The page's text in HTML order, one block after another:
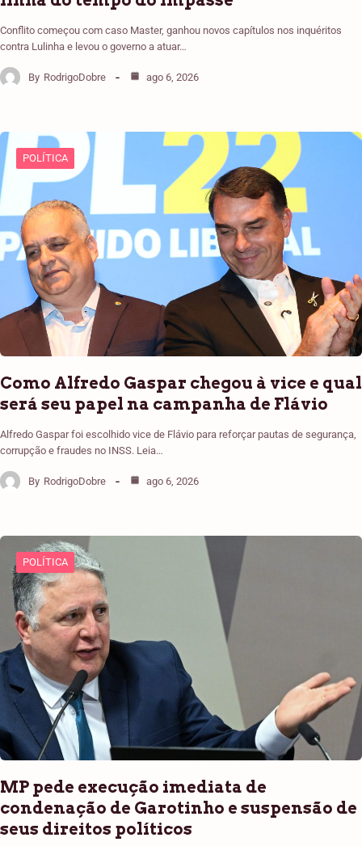
Conflito começou com caso Master, ganhou novos capítulos nos inquéritos
contra Lulinha e levou o governo a atuar…
By RodrigoDobre ago 6, 2026
POLÍTICA
Como Alfredo Gaspar chegou à vice e qual
será seu papel na campanha de Flávio
Alfredo Gaspar foi escolhido vice de Flávio para reforçar pautas de segurança,
corrupção e fraudes no INSS. Leia…
By RodrigoDobre ago 6, 2026
POLÍTICA
MP pede execução imediata de
condenação de Garotinho e suspensão de
seus direitos políticos